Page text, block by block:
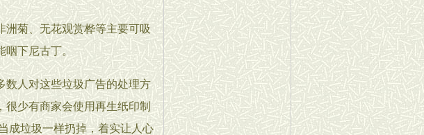
菊、无花观赏桦等主要可吸
下尼古丁。
人对这些垃圾广告的处理方
少有商家会使用再生纸印制
成垃圾一样扔掉，着实让人心